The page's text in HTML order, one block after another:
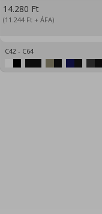
14.280 Ft
(11.244 Ft+ ÁFA)
C42 - C64